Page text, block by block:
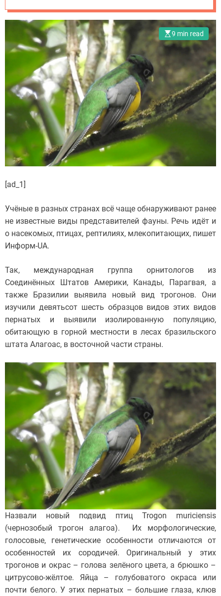
фауны
9 min read
[ad_1]
Учёные в разных странах всё чаще обнаруживают ранее
не известные виды представителей фауны. Речь идёт и
о насекомых, птицах, рептилиях, млекопитающих, пишет
Информ-UA.
Так, международная группа орнитологов из
Соединённых Штатов Америки, Канады, Парагвая, а
также Бразилии выявила новый вид трогонов. Они
изучили девятьсот шесть образцов видов этих видов
пернатых и выявили изолированную популяцию,
обитающую в горной местности в лесах бразильского
штата Алагоас, в восточной части страны.
Назвали новый подвид птиц Trogon muriciensis
(чернозобый трогон алагоа). Их морфологические,
голосовые, генетические особенности отличаются от
особенностей их сородичей. Оригинальный у этих
трогонов и окрас – голова зелёного цвета, а брюшко –
цитрусово-жёлтое. Яйца – голубоватого окраса или
почти белого. У этих пернатых – большие глаза, клюв